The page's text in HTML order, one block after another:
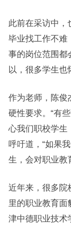
此前在采访中，
毕业找工作不难
事的岗位范围都
以，很多学生也
作为老师，陈俊
硬性要求。“有
心我们职校学生
呼吁道，“如果
生，会对职业教
近年来，很多院
里的职业教育面
津中德职业技术